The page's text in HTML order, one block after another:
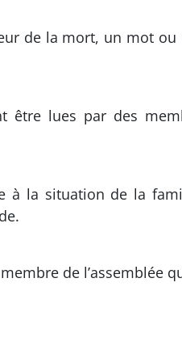
de la mort, un mot
être lues par des
à la situation de la
de l’assemblée